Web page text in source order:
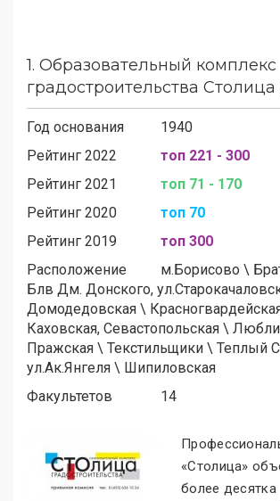
1. Образовательный комплекс
градостроительства
Год основания
1940
Рейтинг 2022
топ 221 - 300
Рейтинг 2021
топ 71 - 170
Рейтинг 2020
топ 70
Рейтинг 2019
топ 300
Расположение
м.Борисово \
Блв Дм. Донского,
Домодедовская \
Каховская, Севастопольская \
Пражская \ Текстильщики \ Теплый
ул.Ак.Янгеля \ Шипиловская
Факультетов
14
«Столица»
более десятка